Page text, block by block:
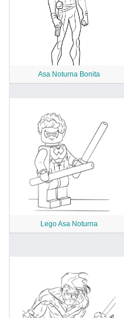
Asa Noturna Bonita
Lego Asa Noturna